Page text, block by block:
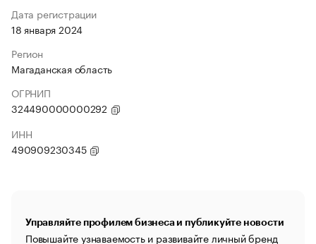
Дата регистрации
18 января 2024
Регион
Магаданская область
ОГРНИП
324490000000292
ИНН
490909230345
Управляйте профилем бизнеса и публикуйте новости
Повышайте узнаваемость и развивайте личный бренд